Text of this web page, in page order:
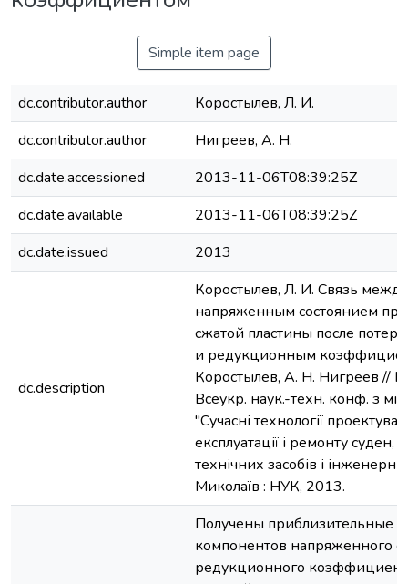
Simple item page
dc.contributor.author
Коростылев, Л. И.
dc.contributor.author
Нигреев, А. Н.
dc.date.accessioned
2013-11-06T08:39:25Z
dc.date.available
2013-11-06T08:39:25Z
dc.date.issued
2013
dc.description
Коростылев, Л. И. Связь между
напряженным состоянием
сжатой пластины после
и редукционным
Коростылев, А. Н. Нигреев //
Всеукр. наук.-техн. конф. з
"Сучасні технології
експлуатації і ремонту суден,
технічних засобів і
Миколаїв : НУК, 2013.
Получены приблизительные
компонентов напряженного
редукционного